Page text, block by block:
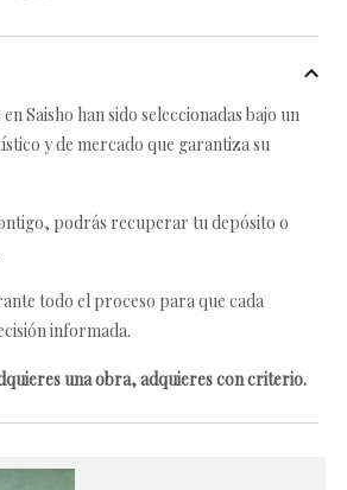
Saisho han sido seleccionadas bajo un
y de mercado que garantiza su
podrás recuperar tu depósito o
todo el proceso para que cada
informada.
una obra, adquieres con criterio.